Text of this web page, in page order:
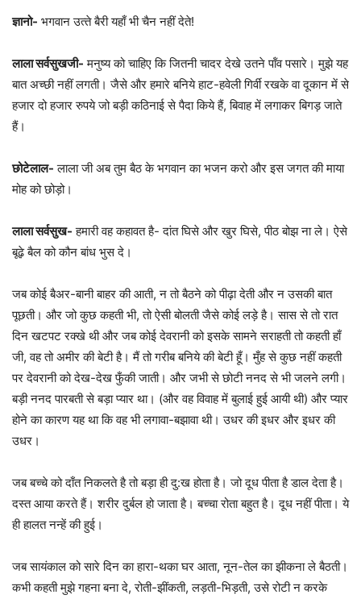
ज्ञानो- भगवान उत्‍ते बैरी यहाँ भी चैन नहीं देते!
लाला सर्वसुखजी- मनुष्‍य को चाहिए कि जितनी चादर देखे उतने पॉंव पसारे। मुझे यह
बात अच्‍छी नहीं लगती। जैसे और हमारे बनिये हाट-हवेली गिर्वी रखके वा दूकान में से
हजार दो हजार रुपये जो बड़ी कठिनाई से पैदा किये हैं, बिवाह में लगाकर बिगड़ जाते
हैं।
छोटेलाल- लाला जी अब तुम बैठ के भगवान का भजन करो और इस जगत की माया
मोह को छोड़ो।
लाला सर्वसुख- हमारी वह कहावत है- दांत घिसे और खुर घिसे, पीठ बोझ ना ले। ऐसे
बूढ़े बैल को कौन बांध भुस दे।
जब कोई बैअर-बानी बाहर की आती, न तो बैठने को पीढ़ा देती और न उसकी बात
पूछती। और जो कुछ कहती भी, तो ऐसी बोलती जैसे कोई लड़े है। सास से तो रात
दिन खटपट रक्‍खे थी और जब कोई देवरानी को इसके सामने सराहती तो कहती हाँ
जी, वह तो अमीर की बेटी है। मैं तो गरीब बनिये की बेटी हूँ। मुँह से कुछ नहीं कहती
पर देवरानी को देख-देख फुँकी जाती। और जभी से छोटी ननद से भी जलने लगी।
बड़ी ननद पारबती से बड़ा प्‍यार था। (और वह विवाह में बुलाई हुई आयी थी) और प्‍यार
होने का कारण यह था कि वह भी लगावा-बझावा थी। उधर की इधर और इधर की
उधर।
जब बच्‍चे को दाँत निकलते है तो बड़ा ही दु:ख होता है। जो दूध पीता है डाल देता है।
दस्‍त आया करते हैं। शरीर दुर्बल हो जाता है। बच्‍चा रोता बहुत है। दूध नहीं पीता। ये
ही हालत नन्‍हें की हुई।
जब सायंकाल को सारे दिन का हारा-थका घर आता, नून-तेल का झीकना ले बैठती।
कभी कहती मुझे गहना बना दे, रोती-झींकती, लड़ती-भिड़ती, उसे रोटी न करके